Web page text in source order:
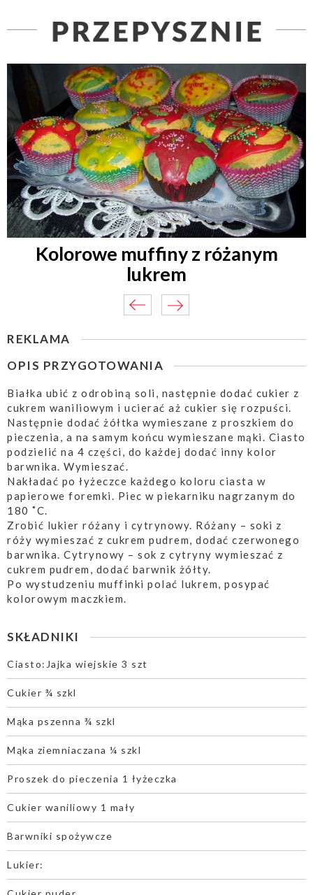
Kolorowe muffiny z różanym
lukrem
REKLAMA
OPIS PRZYGOTOWANIA
Białka ubić z odrobiną soli, następnie dodać cukier z
cukrem waniliowym i ucierać aż cukier się rozpuści.
Następnie dodać żółtka wymieszane z proszkiem do
pieczenia, a na samym końcu wymieszane mąki. Ciasto
podzielić na 4 części, do każdej dodać inny kolor
barwnika. Wymieszać.
Nakładać po łyżeczce każdego koloru ciasta w
papierowe foremki. Piec w piekarniku nagrzanym do
180 ˚C.
Zrobić lukier różany i cytrynowy. Różany – soki z
róży wymieszać z cukrem pudrem, dodać czerwonego
barwnika. Cytrynowy – sok z cytryny wymieszać z
cukrem pudrem, dodać barwnik żółty.
Po wystudzeniu muffinki polać lukrem, posypać
kolorowym maczkiem.
SKŁADNIKI
Ciasto:Jajka wiejskie 3 szt
Cukier ¾ szkl
Mąka pszenna ¾ szkl
Mąka ziemniaczana ¼ szkl
Proszek do pieczenia 1 łyżeczka
Cukier waniliowy 1 mały
Barwniki spożywcze
Lukier: